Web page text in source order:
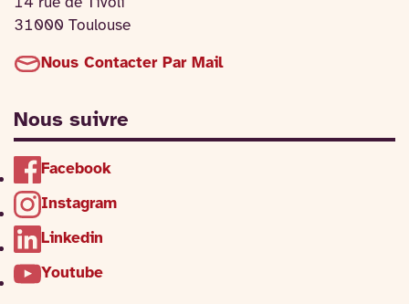
31000 Toulouse
Nous Contacter Par Mail
Nous suivre
Facebook
Instagram
Linkedin
Youtube